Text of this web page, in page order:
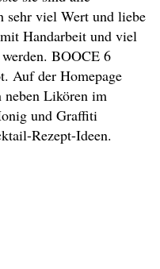
sehr viel Wert und liebe
Handarbeit und viel
BOOCE 6
Auf der Homepage
neben Likören im
und Graffiti
Rezept-Ideen.